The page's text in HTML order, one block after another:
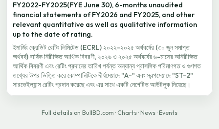
FY2022-FY2025(FYE June 30), 6-months unaudited
financial statements of FY2026 and FY2025, and other
relevant quantitative as well as qualitative information
up to the date of rating.
ইমার্জিং ক্রেডিট রেটিং লিমিটেড (ECRL) ২০২২-২০২৫ অর্থবর্ষের (৩০ জুন সমাপ্ত
অর্থবর্ষ) বার্ষিক নিরীক্ষিত আর্থিক বিবরণী, ২০২৬ ও ২০২৫ অর্থবর্ষের ৬-মাসের অনিরীক্ষিত
আর্থিক বিবরণী এবং রেটিং প্রদানের তারিখ পর্যন্ত অন্যান্য প্রাসঙ্গিক পরিমাণগত ও গুণগত
তথ্যের উপর ভিত্তি করে কোম্পানিটিকে দীর্ঘমেয়াদে "A-" এবং স্বল্পমেয়াদে "ST-2"
সারভেইল্যান্স রেটিং প্রদান করেছে এবং এর সাথে একটি নেগেটিভ আউটলুক দিয়েছে।
Full details on BullBD.com · Charts · News · Events